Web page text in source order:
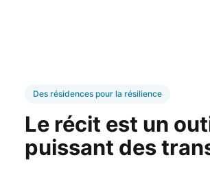
Des résidences pour la résilience
Le récit est un
puissant des